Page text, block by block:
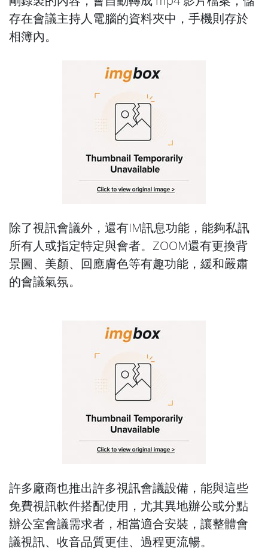
存在會議主持人電腦的資料夾中，手機則存於
相簿內。
除了視訊會議外，還有IM訊息功能，能夠私訊
所有人或指定特定與會者。ZOOM還有更換背
景圖、美顏、回應膚色等有趣功能，緩和嚴肅
的會議氣氛。
許多廠商也推出許多視訊會議設備，能與這些
免費視訊軟件搭配使用，尤其異地辦公或分點
辦公室會議需求者，相當適合安裝，讓整體會
議視訊、收音品質更佳、過程更流暢。